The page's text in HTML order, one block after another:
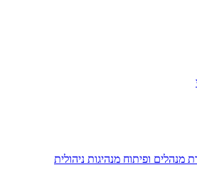
ופיתוח מנהיגות ניהולית